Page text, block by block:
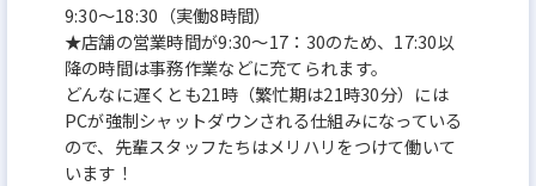
9:30～18:30（実働8時間）
★店舗の営業時間が9:30～17：30のため、17:30以
降の時間は事務作業などに充てられます。
どんなに遅くとも21時（繁忙期は21時30分）には
PCが強制シャットダウンされる仕組みになっている
ので、先輩スタッフたちはメリハリをつけて働いて
います！